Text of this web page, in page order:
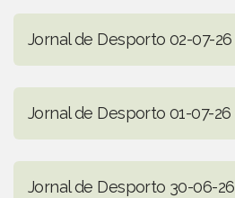
Jornal de Desporto 02-07-26
Jornal de Desporto 01-07-26
Jornal de Desporto 30-06-26